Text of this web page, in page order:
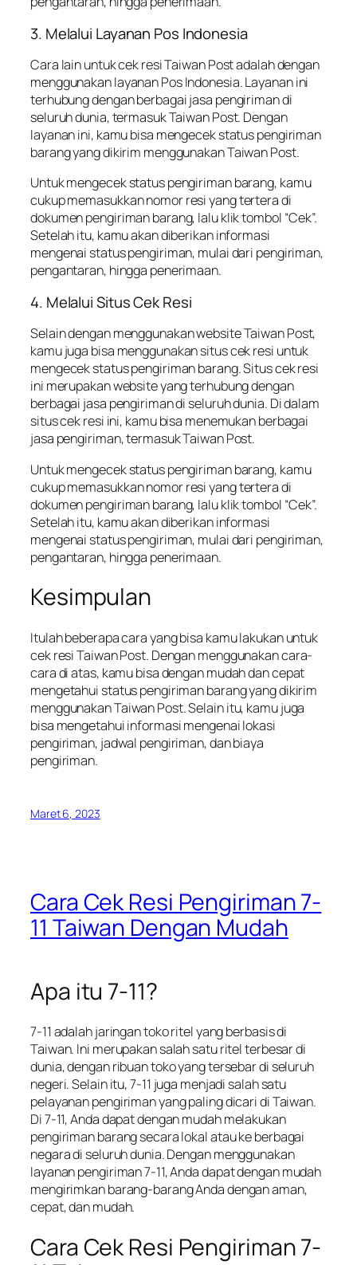
3. Melalui Layanan Pos Indonesia
Cara lain untuk cek resi Taiwan Post adalah dengan
menggunakan layanan Pos Indonesia. Layanan ini
terhubung dengan berbagai jasa pengiriman di
seluruh dunia, termasuk Taiwan Post. Dengan
layanan ini, kamu bisa mengecek status pengiriman
barang yang dikirim menggunakan Taiwan Post.
Untuk mengecek status pengiriman barang, kamu
cukup memasukkan nomor resi yang tertera di
dokumen pengiriman barang, lalu klik tombol “Cek”.
Setelah itu, kamu akan diberikan informasi
mengenai status pengiriman, mulai dari pengiriman,
pengantaran, hingga penerimaan.
4. Melalui Situs Cek Resi
Selain dengan menggunakan website Taiwan Post,
kamu juga bisa menggunakan situs cek resi untuk
mengecek status pengiriman barang. Situs cek resi
ini merupakan website yang terhubung dengan
berbagai jasa pengiriman di seluruh dunia. Di dalam
situs cek resi ini, kamu bisa menemukan berbagai
jasa pengiriman, termasuk Taiwan Post.
Untuk mengecek status pengiriman barang, kamu
cukup memasukkan nomor resi yang tertera di
dokumen pengiriman barang, lalu klik tombol “Cek”.
Setelah itu, kamu akan diberikan informasi
mengenai status pengiriman, mulai dari pengiriman,
pengantaran, hingga penerimaan.
Kesimpulan
Itulah beberapa cara yang bisa kamu lakukan untuk
cek resi Taiwan Post. Dengan menggunakan cara-
cara di atas, kamu bisa dengan mudah dan cepat
mengetahui status pengiriman barang yang dikirim
menggunakan Taiwan Post. Selain itu, kamu juga
bisa mengetahui informasi mengenai lokasi
pengiriman, jadwal pengiriman, dan biaya
pengiriman.
Maret 6, 2023
Cara Cek Resi Pengiriman 7-
11 Taiwan Dengan Mudah
Apa itu 7-11?
7-11 adalah jaringan toko ritel yang berbasis di
Taiwan. Ini merupakan salah satu ritel terbesar di
dunia, dengan ribuan toko yang tersebar di seluruh
negeri. Selain itu, 7-11 juga menjadi salah satu
pelayanan pengiriman yang paling dicari di Taiwan.
Di 7-11, Anda dapat dengan mudah melakukan
pengiriman barang secara lokal atau ke berbagai
negara di seluruh dunia. Dengan menggunakan
layanan pengiriman 7-11, Anda dapat dengan mudah
mengirimkan barang-barang Anda dengan aman,
cepat, dan mudah.
Cara Cek Resi Pengiriman 7-